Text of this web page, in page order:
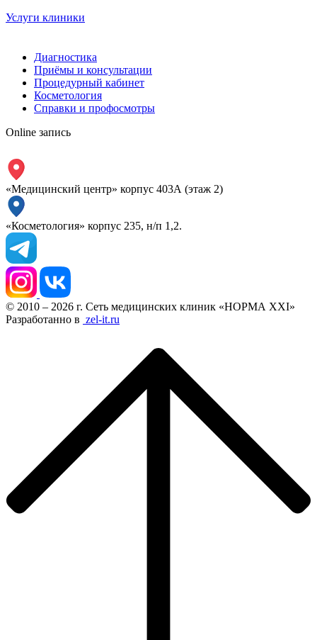
Услуги клиники
Диагностика
Приёмы и консультации
Процедурный кабинет
Косметология
Справки и профосмотры
Online запись
«Медицинский центр» корпус 403А (этаж 2)
«Косметология» корпус 235, н/п 1,2.
© 2010 – 2026 г. Сеть медицинских клиник «НОРМА XXI»
Разработанно в zel-it.ru